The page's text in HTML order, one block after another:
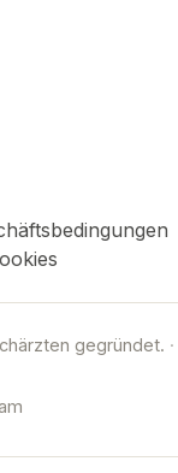
gegründet. ·